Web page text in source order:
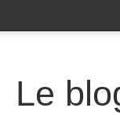
Le